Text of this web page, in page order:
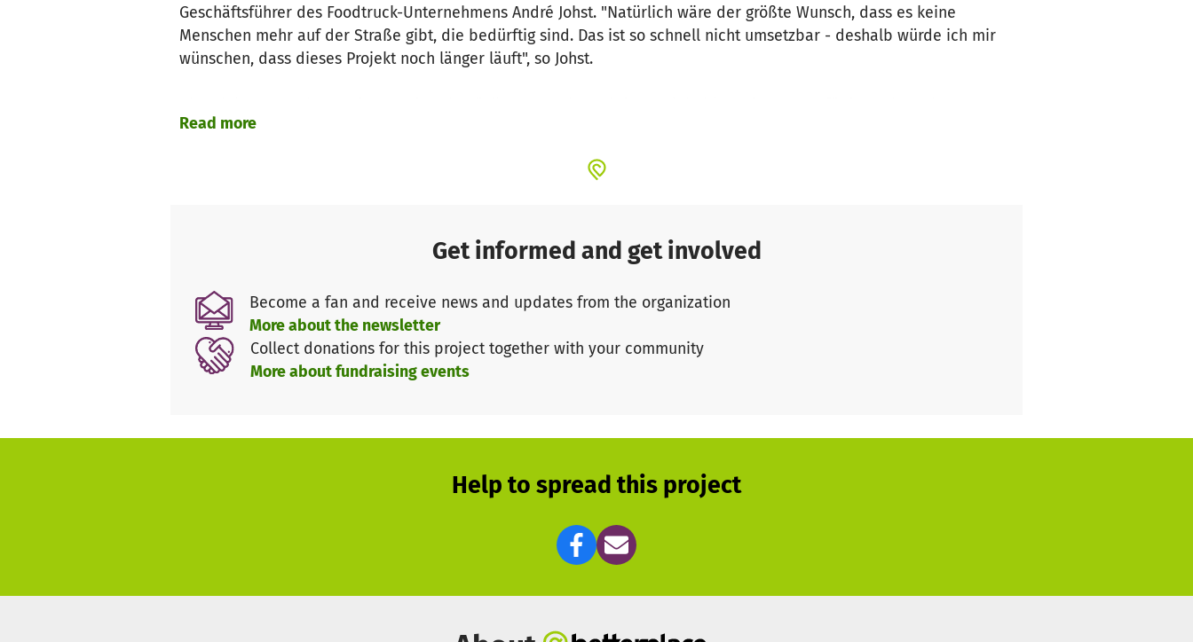
Geschäftsführer des Foodtruck-Unternehmens André Johst. "Natürlich wäre der größte Wunsch, dass es keine
Menschen mehr auf der Straße gibt, die bedürftig sind. Das ist so schnell nicht umsetzbar - deshalb würde ich mir
wünschen, dass dieses Projekt noch länger läuft", so Johst.
unterstützten auch der Berliner Sänger
Read more
Get informed and get involved
Become a fan and receive news and updates from the organization
More about the newsletter
Collect donations for this project together with your community
More about fundraising events
Help to spread this project